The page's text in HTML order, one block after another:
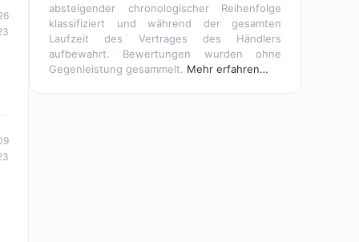
absteigender chronologischer Reihenfolge
klassifiziert und während der gesamten
Laufzeit des Vertrages des Händlers
aufbewahrt. Bewertungen wurden ohne
Gegenleistung gesammelt. Mehr erfahren…